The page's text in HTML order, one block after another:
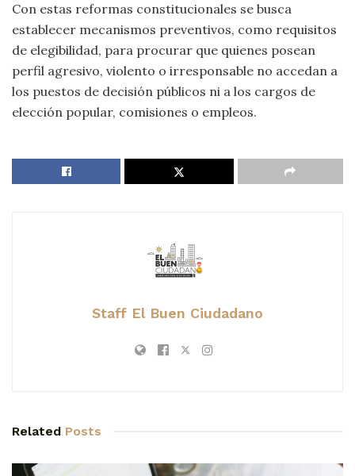
Con estas reformas constitucionales se busca
establecer mecanismos preventivos, como requisitos
de elegibilidad, para procurar que quienes posean
perfil agresivo, violento o irresponsable no accedan a
los puestos de decisión públicos ni a los cargos de
elección popular, comisiones o empleos.
Staff El Buen Ciudadano
Related Posts